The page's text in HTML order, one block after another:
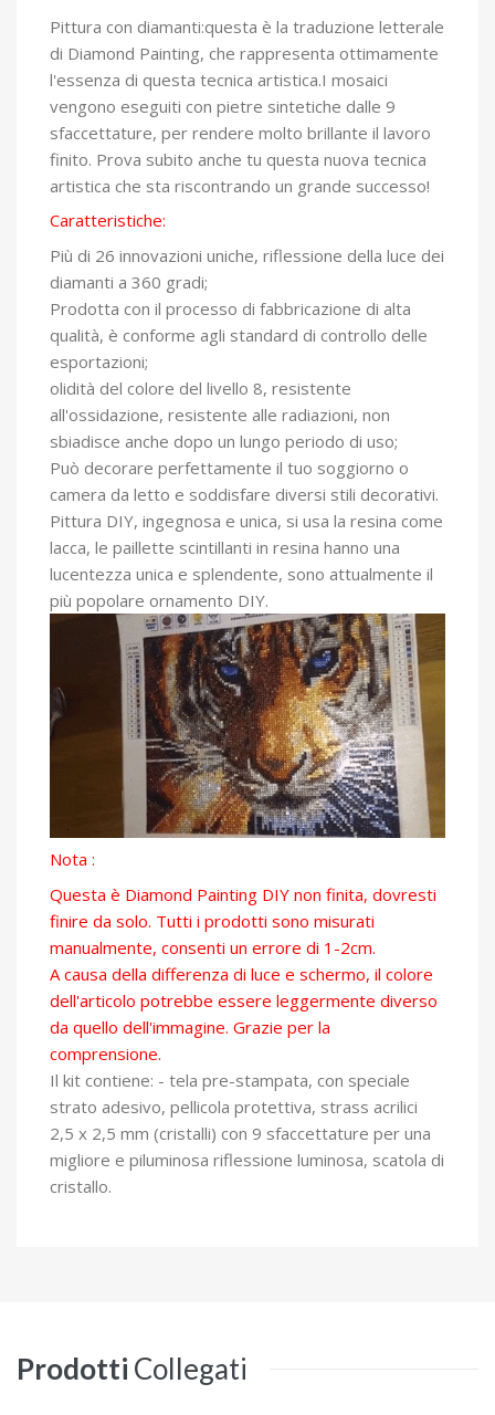
Pittura con diamanti:questa è la traduzione letterale
di Diamond Painting, che rappresenta ottimamente
l'essenza di questa tecnica artistica.I mosaici
vengono eseguiti con pietre sintetiche dalle 9
sfaccettature, per rendere molto brillante il lavoro
finito. Prova subito anche tu questa nuova tecnica
artistica che sta riscontrando un grande successo!
Caratteristiche:
Più di 26 innovazioni uniche, riflessione della luce dei
diamanti a 360 gradi;
Prodotta con il processo di fabbricazione di alta
qualità, è conforme agli standard di controllo delle
esportazioni;
olidità del colore del livello 8, resistente
all'ossidazione, resistente alle radiazioni, non
sbiadisce anche dopo un lungo periodo di uso;
Può decorare perfettamente il tuo soggiorno o
camera da letto e soddisfare diversi stili decorativi.
Pittura DIY, ingegnosa e unica, si usa la resina come
lacca, le paillette scintillanti in resina hanno una
lucentezza unica e splendente, sono attualmente il
più popolare ornamento DIY.
Nota :
Questa è Diamond Painting DIY non finita, dovresti
finire da solo. Tutti i prodotti sono misurati
manualmente, consenti un errore di 1-2cm.
A causa della differenza di luce e schermo, il colore
dell'articolo potrebbe essere leggermente diverso
da quello dell'immagine. Grazie per la
comprensione.
Il kit contiene: - tela pre-stampata, con speciale
strato adesivo, pellicola protettiva, strass acrilici
2,5 x 2,5 mm (cristalli) con 9 sfaccettature per una
migliore e piluminosa riflessione luminosa, scatola di
cristallo.
Prodotti Collegati